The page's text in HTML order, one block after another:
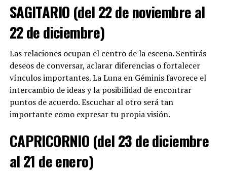
SAGITARIO (del 22 de noviembre al
22 de diciembre)
Las relaciones ocupan el centro de la escena. Sentirás
deseos de conversar, aclarar diferencias o fortalecer
vínculos importantes. La Luna en Géminis favorece el
intercambio de ideas y la posibilidad de encontrar
puntos de acuerdo. Escuchar al otro será tan
importante como expresar tu propia visión.
CAPRICORNIO (del 23 de diciembre
al 21 de enero)